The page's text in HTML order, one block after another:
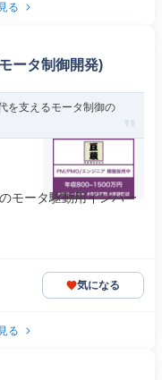
る
ータ制御開発)
を支えるモータ制御の
モータ駆動用インバー
気になる
る